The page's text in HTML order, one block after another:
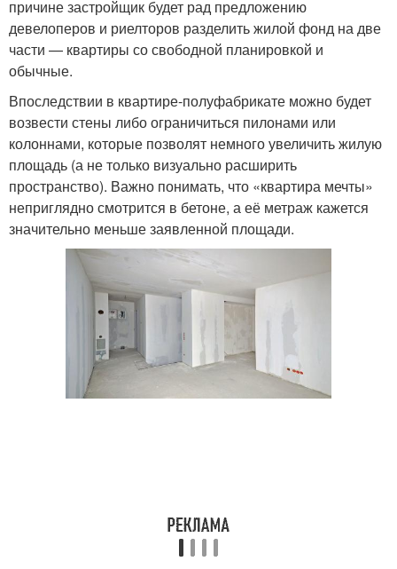
причине застройщик будет рад предложению
девелоперов и риелторов разделить жилой фонд на две
части — квартиры со свободной планировкой и
обычные.
Впоследствии в квартире-полуфабрикате можно будет
возвести стены либо ограничиться пилонами или
колоннами, которые позволят немного увеличить жилую
площадь (а не только визуально расширить
пространство). Важно понимать, что «квартира мечты»
неприглядно смотрится в бетоне, а её метраж кажется
значительно меньше заявленной площади.